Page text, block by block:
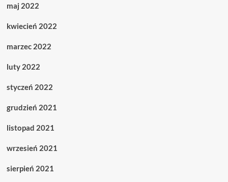
maj 2022
kwiecień 2022
marzec 2022
luty 2022
styczeń 2022
grudzień 2021
listopad 2021
wrzesień 2021
sierpień 2021